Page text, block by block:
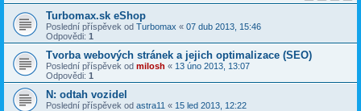
Turbomax.sk eShop
Poslední příspěvek od Turbomax « 07 dub 2013, 15:46
Odpovědi: 1
Tvorba webových stránek a jejich optimalizace (SEO)
Poslední příspěvek od milosh « 13 úno 2013, 13:07
Odpovědi: 1
N: odtah vozidel
Poslední příspěvek od astra11 « 15 led 2013, 12:22